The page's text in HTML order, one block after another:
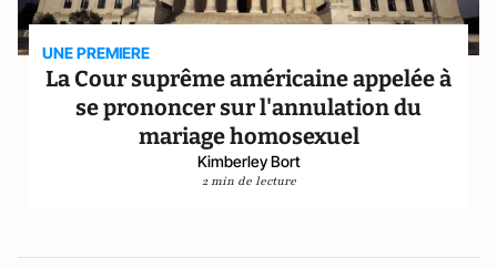
UNE PREMIERE
La Cour suprême américaine appelée à
se prononcer sur l'annulation du
mariage homosexuel
Kimberley Bort
2 min de lecture